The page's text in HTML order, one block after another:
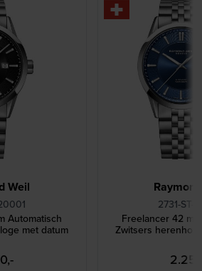
Weil
Automatisch
met datum
2731-ST-
Freelancer 42
Zwitsers